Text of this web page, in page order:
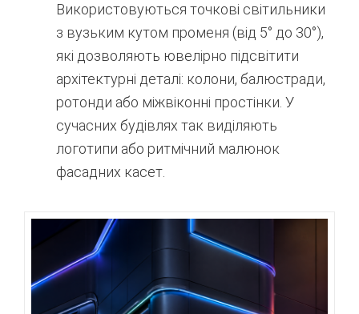
Використовуються точкові світильники
з вузьким кутом променя (від 5° до 30°),
які дозволяють ювелірно підсвітити
архітектурні деталі: колони, балюстради,
ротонди або міжвіконні простінки. У
сучасних будівлях так виділяють
логотипи або ритмічний малюнок
фасадних касет.